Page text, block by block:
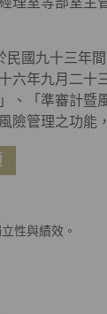
民國九十三年
六年九月二十
、「準審計暨
險管理之功能
性與績效。